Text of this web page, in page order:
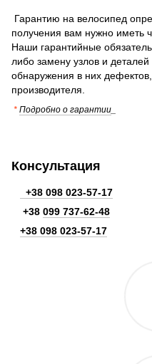
Гарантию на велосипед
получения вам нужно иметь
Наши гарантийные
либо замену узлов и
обнаружения в них
производителя.
* Подробно о гарантии
Консультация
+38 098 023-57-17
+38 099 737-62-48
+38 098 023-57-17